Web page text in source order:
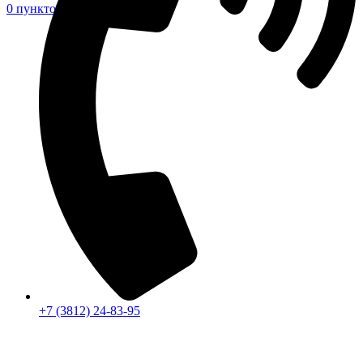
0 пунктов
+7 (3812) 24-83-95